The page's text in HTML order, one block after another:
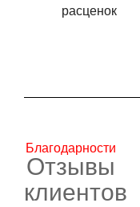
расценок
Благодарности
Отзывы
клиентов